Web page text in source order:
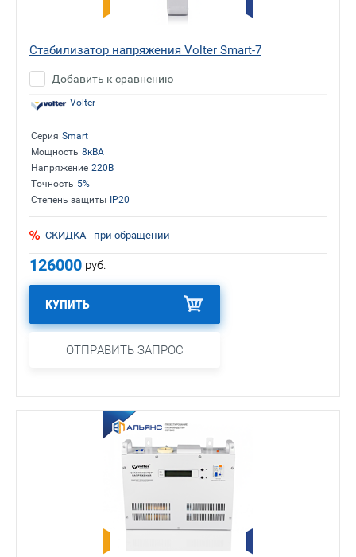
Стабилизатор напряжения Volter Smart-7
Добавить к сравнению
Volter
Серия Smart
Мощность 8кВА
Напряжение 220В
Точность 5%
Степень защиты
IP20
СКИДКА - при обращении
126000 руб.
КУПИТЬ
ОТПРАВИТЬ ЗАПРОС